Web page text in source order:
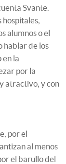
Svante.
hospitales,
alumnos o el
hablar de los
en la
por la
atractivo, y con
por el
al menos
el barullo del